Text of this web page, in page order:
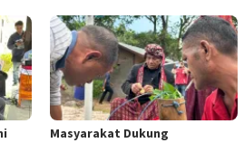
Masyarakat Dukung